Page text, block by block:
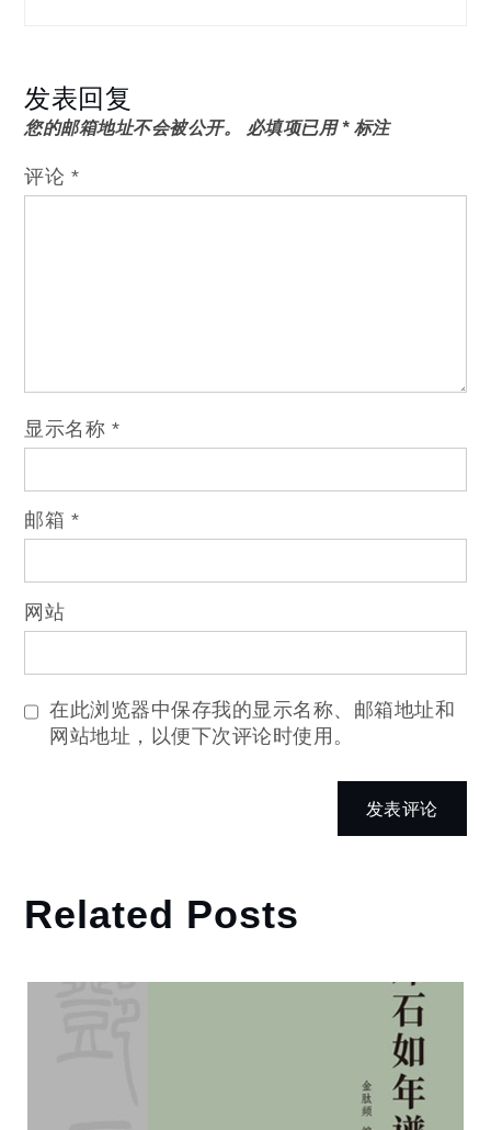
发表回复
您的邮箱地址不会被公开。 必填项已用*标注
评论 *
显示名称 *
邮箱 *
网站
在此浏览器中保存我的显示名称、邮箱地址和
网站地址，以便下次评论时使用。
Related Posts